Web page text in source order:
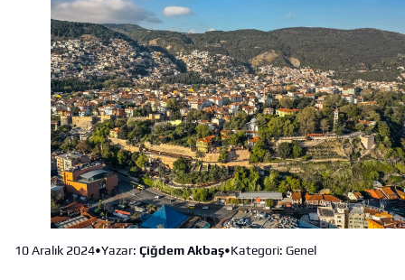
10 Aralık 2024•Yazar: Çiğdem Akbaş•Kategori: Genel